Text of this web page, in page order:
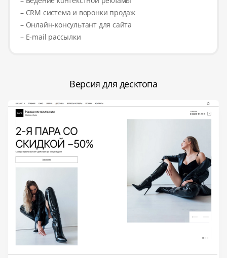
– CRM система и воронки продаж
– Онлайн-консультант для сайта
– E-mail рассылки
Версия для десктопа